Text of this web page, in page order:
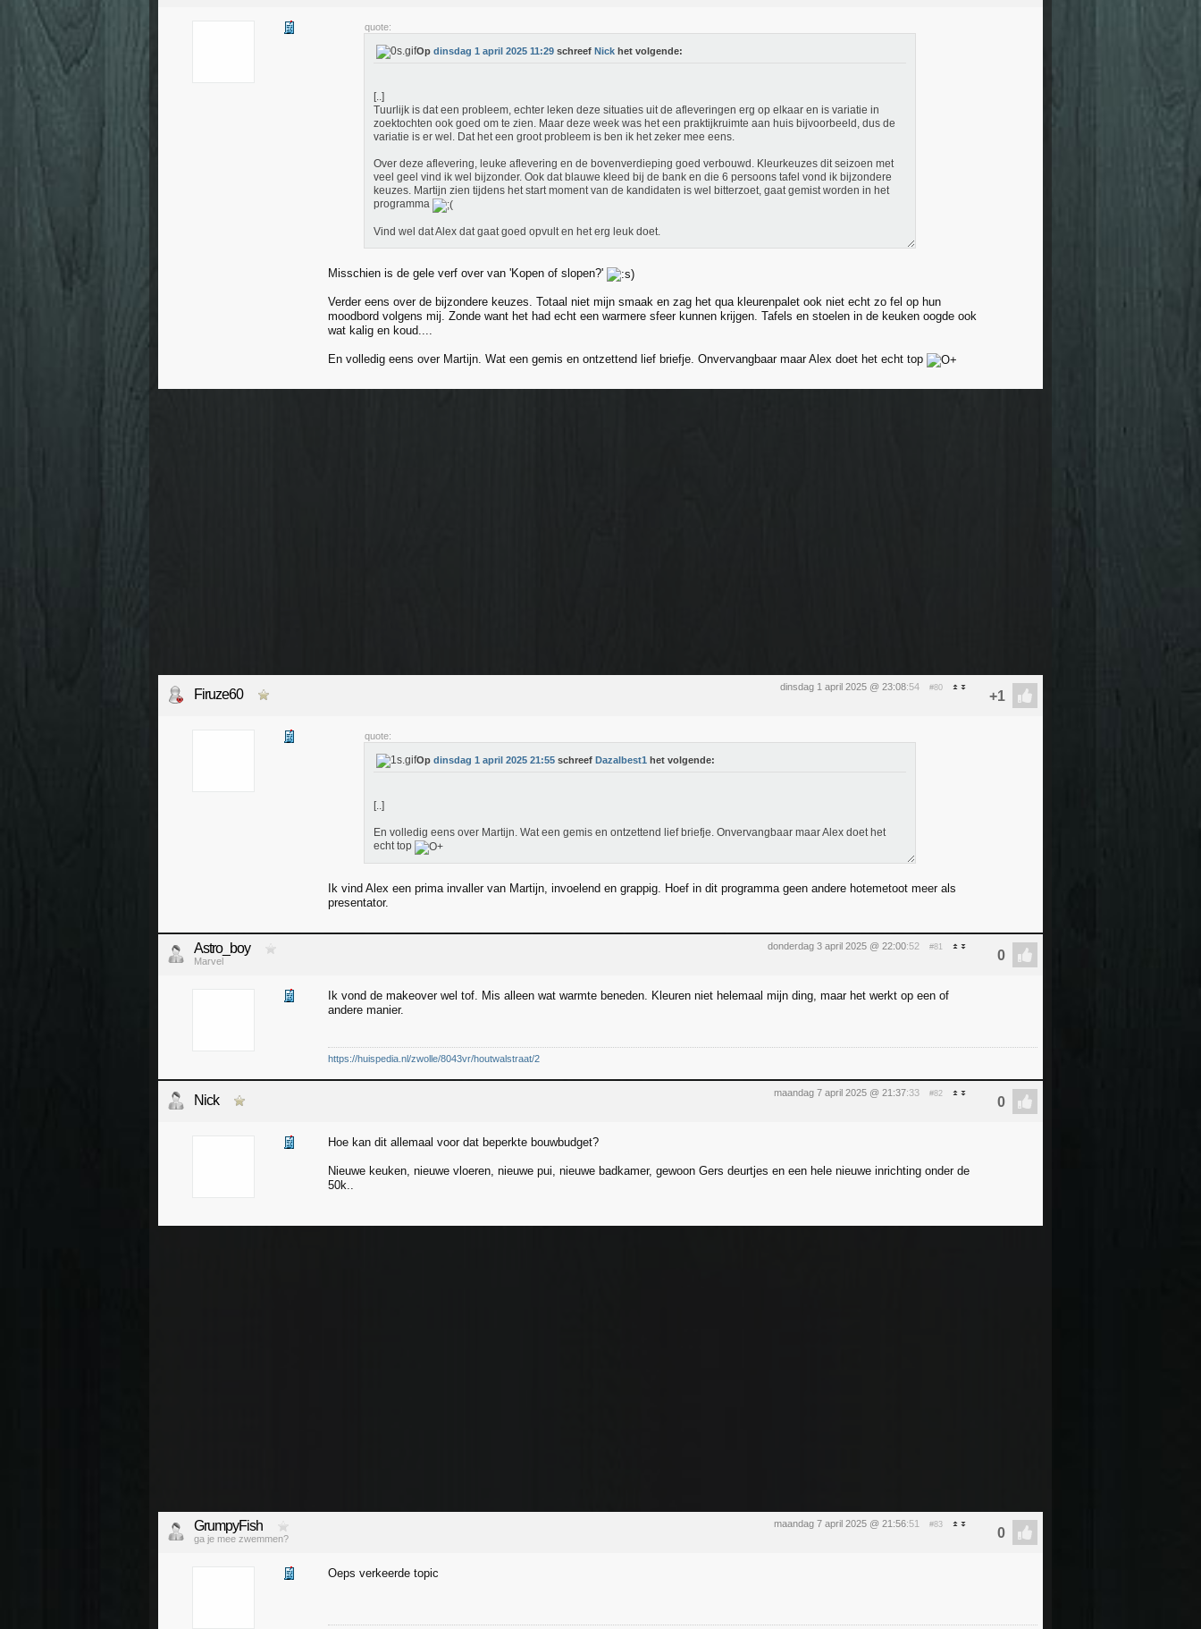
quote:
Op dinsdag 1 april 2025 11:29 schreef Nick het volgende:
[..]
Tuurlijk is dat een probleem, echter leken deze situaties uit de afleveringen erg op elkaar en is variatie in
zoektochten ook goed om te zien. Maar deze week was het een praktijkruimte aan huis bijvoorbeeld, dus de
variatie is er wel. Dat het een groot probleem is ben ik het zeker mee eens.
Over deze aflevering, leuke aflevering en de bovenverdieping goed verbouwd. Kleurkeuzes dit seizoen met
veel geel vind ik wel bijzonder. Ook dat blauwe kleed bij de bank en die 6 persoons tafel vond ik bijzondere
keuzes. Martijn zien tijdens het start moment van de kandidaten is wel bitterzoet, gaat gemist worden in het
programma
Vind wel dat Alex dat gaat goed opvult en het erg leuk doet.
Misschien is de gele verf over van 'Kopen of slopen?'
Verder eens over de bijzondere keuzes. Totaal niet mijn smaak en zag het qua kleurenpalet ook niet echt zo fel op hun
moodbord volgens mij. Zonde want het had echt een warmere sfeer kunnen krijgen. Tafels en stoelen in de keuken oogde ook
wat kalig en koud....
En volledig eens over Martijn. Wat een gemis en ontzettend lief briefje. Onvervangbaar maar Alex doet het echt top
dinsdag 1 april 2025 @ 23:08:54 #80
Firuze60
quote:
Op dinsdag 1 april 2025 21:55 schreef Dazalbest1 het volgende:
[..]
En volledig eens over Martijn. Wat een gemis en ontzettend lief briefje. Onvervangbaar maar Alex doet het
echt top
Ik vind Alex een prima invaller van Martijn, invoelend en grappig. Hoef in dit programma geen andere hotemetoot meer als
presentator.
donderdag 3 april 2025 @ 22:00:52 #81
Astro_boy
Marvel
Ik vond de makeover wel tof. Mis alleen wat warmte beneden. Kleuren niet helemaal mijn ding, maar het werkt op een of
andere manier.
https://huispedia.nl/zwolle/8043vr/houtwalstraat/2
maandag 7 april 2025 @ 21:37:33 #82
Nick
Hoe kan dit allemaal voor dat beperkte bouwbudget?
Nieuwe keuken, nieuwe vloeren, nieuwe pui, nieuwe badkamer, gewoon Gers deurtjes en een hele nieuwe inrichting onder de
50k..
maandag 7 april 2025 @ 21:56:51 #83
GrumpyFish
ga je mee zwemmen?
Oeps verkeerde topic